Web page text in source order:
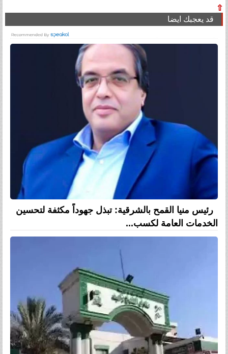
⇧
قد يعجبك ايضا
رئيس منيا القمح بالشرقية: تبذل جهوداً مكثفة لتحسين
الخدمات العامة لكسب...